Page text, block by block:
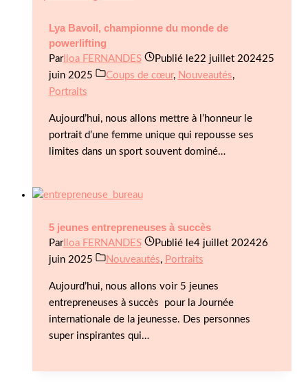
Lya Bavoil, championne du monde de
powerlifting
ParIloa FERNANDES Publié le22 juillet 202425
juin 2025
Coups de cœur, Nouveautés,
Portraits
Aujourd’hui, nous allons mettre à l’honneur le
portrait d’une femme unique qui repousse ses
limites dans un sport souvent dominé…
5 jeunes entrepreneuses à succès
ParIloa FERNANDES Publié le4 juillet 202426
juin 2025
Nouveautés, Portraits
Aujourd’hui, nous allons voir 5 jeunes
entrepreneuses à succès pour la Journée
internationale de la jeunesse. Des personnes
super inspirantes qui…